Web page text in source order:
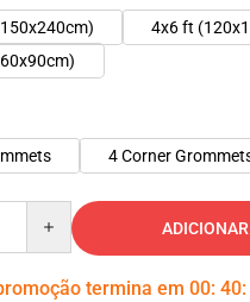
4x6 ft
4 Corner
termina em 00: 40: